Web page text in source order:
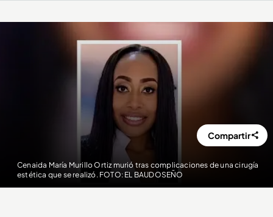
Cenaida María Murillo Ortiz murió tras complicaciones de una cirugía
estética que se realizó. FOTO: EL BAUDOSEÑO
Compartir